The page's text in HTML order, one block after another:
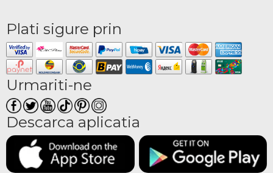
Plati sigure prin
Urmariti-ne
Descarca aplicatia